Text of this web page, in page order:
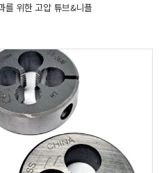
를 위한 고압 튜브&니플